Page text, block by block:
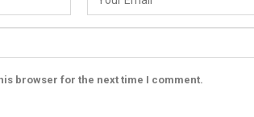
browser for the next time I comment.